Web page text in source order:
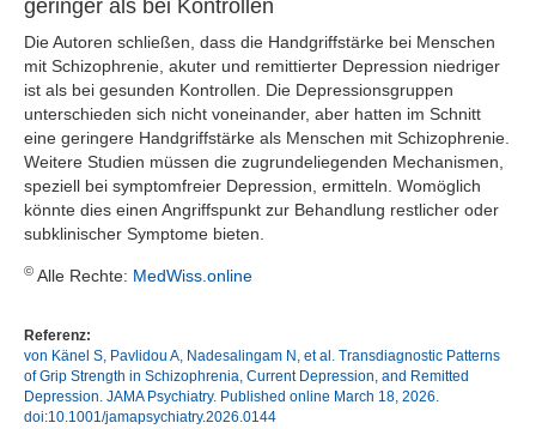
geringer als bei Kontrollen
Die Autoren schließen, dass die Handgriffstärke bei Menschen
mit Schizophrenie, akuter und remittierter Depression niedriger
ist als bei gesunden Kontrollen. Die Depressionsgruppen
unterschieden sich nicht voneinander, aber hatten im Schnitt
eine geringere Handgriffstärke als Menschen mit Schizophrenie.
Weitere Studien müssen die zugrundeliegenden Mechanismen,
speziell bei symptomfreier Depression, ermitteln. Womöglich
könnte dies einen Angriffspunkt zur Behandlung restlicher oder
subklinischer Symptome bieten.
© Alle Rechte: MedWiss.online
Referenz:
von Känel S, Pavlidou A, Nadesalingam N, et al. Transdiagnostic Patterns
of Grip Strength in Schizophrenia, Current Depression, and Remitted
Depression. JAMA Psychiatry. Published online March 18, 2026.
doi:10.1001/jamapsychiatry.2026.0144